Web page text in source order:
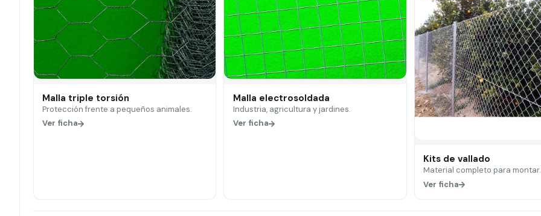
Malla triple torsión
Protección frente a pequeños animales.
Ver ficha
Malla electrosoldada
Industria, agricultura y jardines.
Ver ficha
Kits de vallado
Material completo para montar.
Ver ficha